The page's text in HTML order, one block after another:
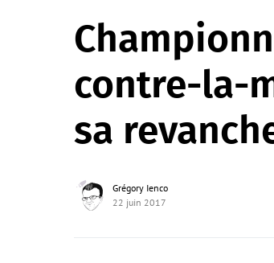
contre-la-
sa
Grégory Ienco
22 juin 2017